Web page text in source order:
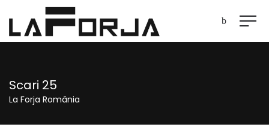
Scari 25
La Forja România